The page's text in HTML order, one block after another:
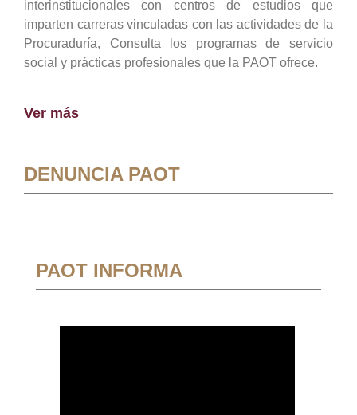
interinstitucionales con centros de estudios que
imparten carreras vinculadas con las actividades de la
Procuraduría, Consulta los programas de servicio
social y prácticas profesionales que la PAOT ofrece.
Ver más
DENUNCIA PAOT
PAOT INFORMA